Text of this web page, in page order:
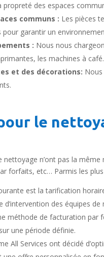
des espaces
communs : Les pièces
garantir un
: Nous nous
les machines à
et des décorations:
le
nettoyage n’ont pas la
forfaits, etc… Parmis les
est la tarification
d’intervention des équipes de
méthode de facturation par
une période définie.
All Services ont décidé